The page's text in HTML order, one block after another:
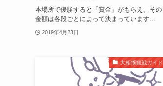
本場所で優勝すると「賞金」がもらえ、その
金額は各段ごとによって決まっています...
2019年4月23日
大相撲観戦ガイド